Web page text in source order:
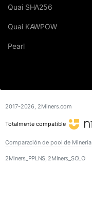
Quai SHA256
Quai KAWPOW
Pearl
2017-2026, 2Miners.com
Totalmente compatible
Comparación de pool de Minería
2Miners_PPLNS, 2Miners_SOLO